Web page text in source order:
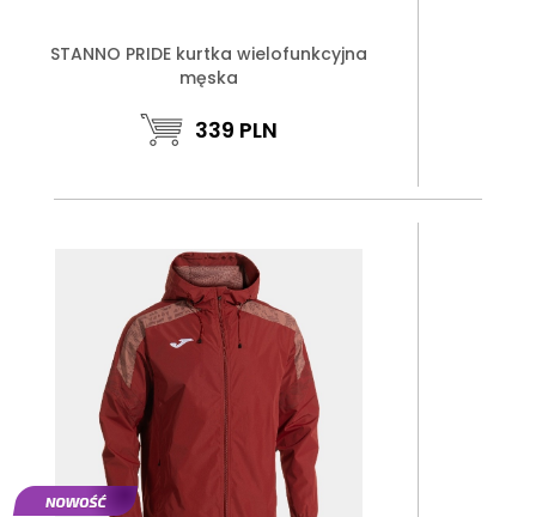
STANNO PRIDE kurtka wielofunkcyjna
męska
339 PLN